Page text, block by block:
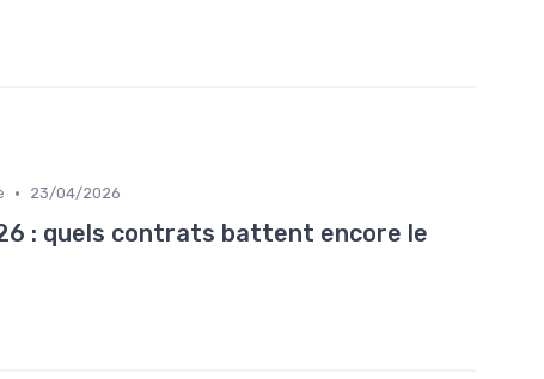
• 23/04/2026
: quels contrats battent encore le